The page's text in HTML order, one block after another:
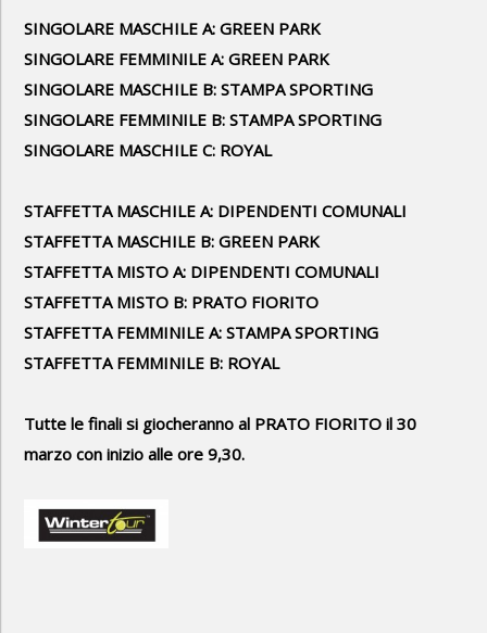
SINGOLARE MASCHILE A: GREEN PARK
SINGOLARE FEMMINILE A: GREEN PARK
SINGOLARE MASCHILE B: STAMPA SPORTING
SINGOLARE FEMMINILE B: STAMPA SPORTING
SINGOLARE MASCHILE C: ROYAL
STAFFETTA MASCHILE A: DIPENDENTI COMUNALI
STAFFETTA MASCHILE B: GREEN PARK
STAFFETTA MISTO A: DIPENDENTI COMUNALI
STAFFETTA MISTO B: PRATO FIORITO
STAFFETTA FEMMINILE A: STAMPA SPORTING
STAFFETTA FEMMINILE B: ROYAL
Tutte le finali si giocheranno al PRATO FIORITO il 30
marzo con inizio alle ore 9,30.